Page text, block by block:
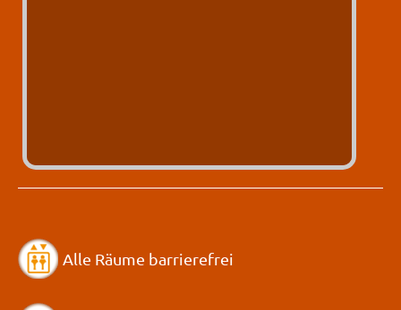
Alle Räume barrierefrei